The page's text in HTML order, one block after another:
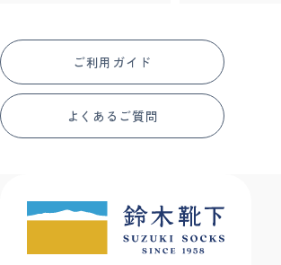
ご利用ガイド
よくあるご質問